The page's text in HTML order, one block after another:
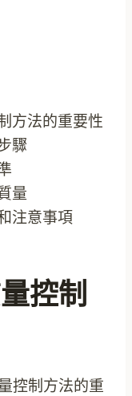
方法的重要性
驟
量
注意事項
控制
控制方法的重